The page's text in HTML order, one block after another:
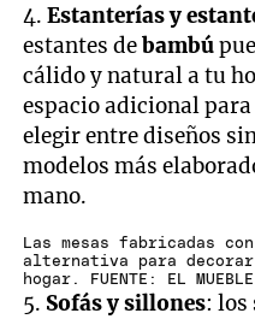
4.Estanterías y
estantes debambú
cálido y natural a tu
espacio adicional
elegir entre diseños
modelos más
mano.
Las mesas fabricadas con
alternativa para
hogar. FUENTE: EL MUEBLE
5. Sofás y sillones: los